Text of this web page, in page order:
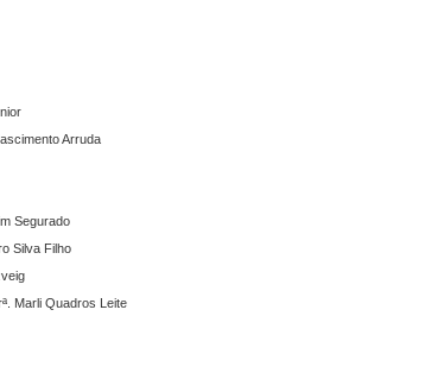
Arruda
Segurado
Silva Filho
Marli Quadros Leite